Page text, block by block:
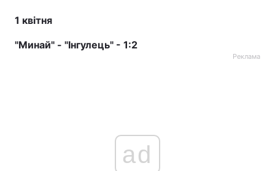
Тема оформлення
1 квітня
"Минай" - "Інгулець" - 1:2
Реклама
ad